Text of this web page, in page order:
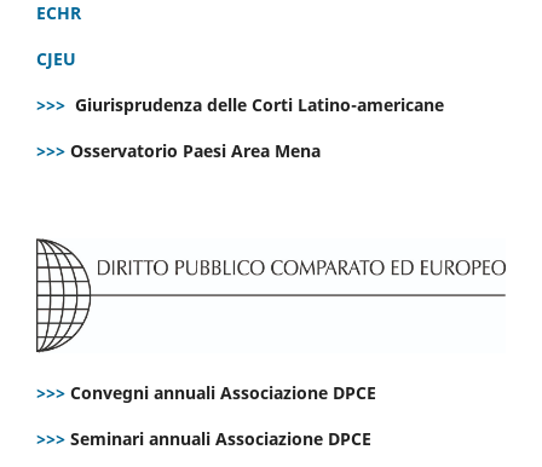
ECHR
CJEU
>>> Giurisprudenza delle Corti Latino-americane
>>> Osservatorio Paesi Area Mena
>>> Convegni annuali Associazione DPCE
>>> Seminari annuali Associazione DPCE